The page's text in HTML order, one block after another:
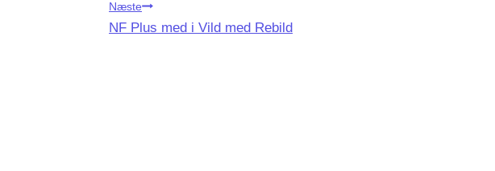
Næste
NF Plus med i Vild med Rebild